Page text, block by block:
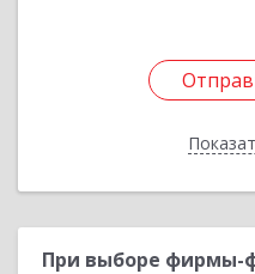
При выборе фирмы-